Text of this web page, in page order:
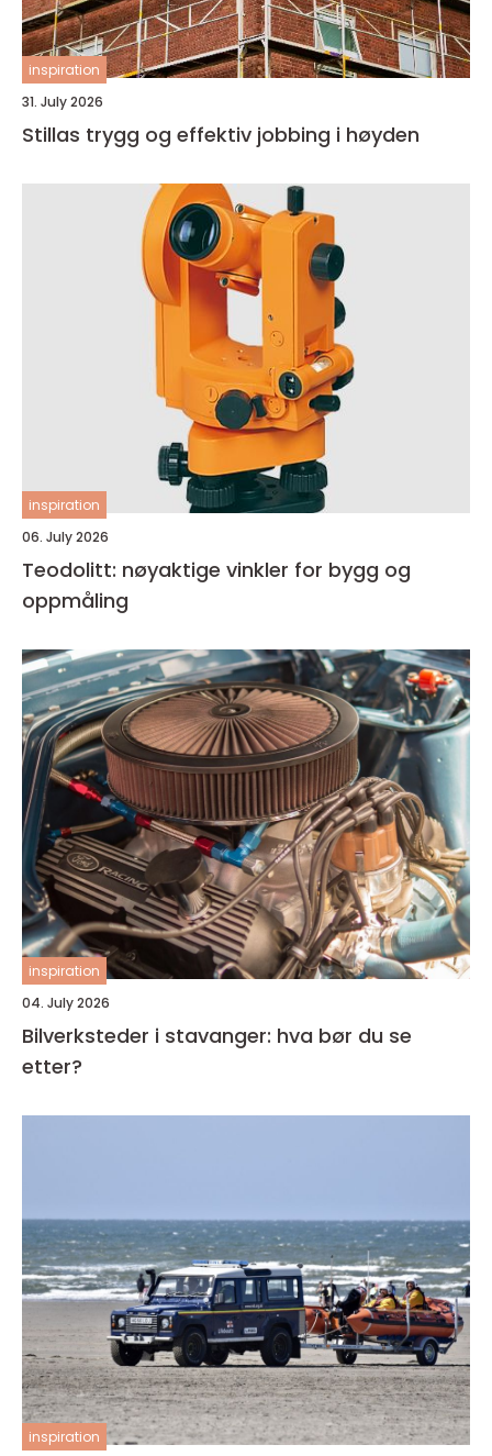
inspiration
31. July 2026
Stillas trygg og effektiv jobbing i høyden
inspiration
06. July 2026
Teodolitt: nøyaktige vinkler for bygg og
oppmåling
inspiration
04. July 2026
Bilverksteder i stavanger: hva bør du se
etter?
inspiration